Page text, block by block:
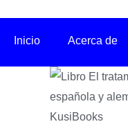
Inicio Acerca de